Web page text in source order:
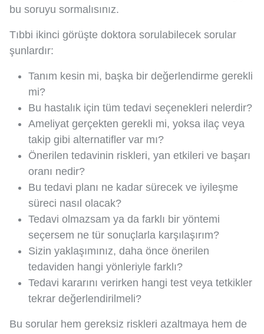
bu soruyu sormalısınız.
Tıbbi ikinci görüşte doktora sorulabilecek sorular
şunlardır:
Tanım kesin mi, başka bir değerlendirme gerekli
mi?
Bu hastalık için tüm tedavi seçenekleri nelerdir?
Ameliyat gerçekten gerekli mi, yoksa ilaç veya
takip gibi alternatifler var mı?
Önerilen tedavinin riskleri, yan etkileri ve başarı
oranı nedir?
Bu tedavi planı ne kadar sürecek ve iyileşme
süreci nasıl olacak?
Tedavi olmazsam ya da farklı bir yöntemi
seçersem ne tür sonuçlarla karşılaşırım?
Sizin yaklaşımınız, daha önce önerilen
tedaviden hangi yönleriyle farklı?
Tedavi kararını verirken hangi test veya tetkikler
tekrar değerlendirilmeli?
Bu sorular hem gereksiz riskleri azaltmaya hem de